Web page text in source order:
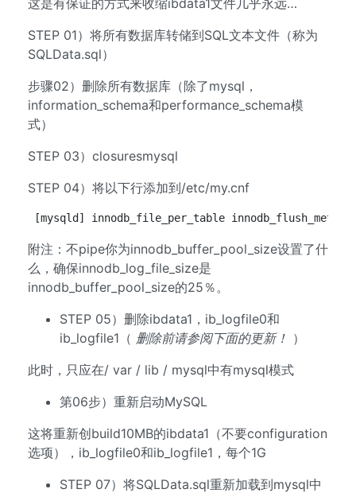
这是有保证的方式来收缩ibdata1文件几乎永远…
STEP 01）将所有数据库转储到SQL文本文件（称为
SQLData.sql）
步骤02）删除所有数据库（除了mysql，
information_schema和performance_schema模
式）
STEP 03）closuresmysql
STEP 04）将以下行添加到/etc/my.cnf
[mysqld] innodb_file_per_table
附注：不pipe你为innodb_buffer_pool_size设置了什
么，确保innodb_log_file_size是
innodb_buffer_pool_size的25％。
STEP 05）删除ibdata1，ib_logfile0和
ib_logfile1（ 删除前请参阅下面的更新！ ）
此时，只应在/ var / lib / mysql中有mysql模式
第06步）重新启动MySQL
这将重新创build10MB的ibdata1（不要configuration
选项），ib_logfile0和ib_logfile1，每个1G
STEP 07）将SQLData.sql重新加载到mysql中